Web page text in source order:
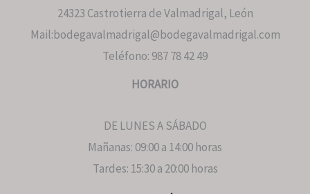
24323 Castrotierra de Valmadrigal, León
Mail:bodegavalmadrigal@bodegavalmadrigal.com
Teléfono: 987 78 42 49
HORARIO
DE LUNES A SÁBADO
Mañanas: 09:00 a 14:00 horas
Tardes: 15:30 a 20:00 horas